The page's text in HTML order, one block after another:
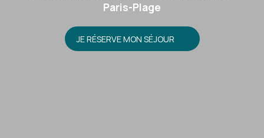
Paris-Plage
JE RÉSERVE MON SÉJOUR